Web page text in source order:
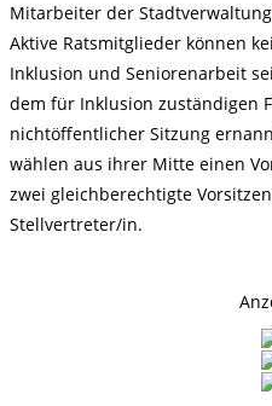
Mitarbeiter der
Aktive Ratsmitglieder können
Inklusion und Seniorenarbeit
dem für Inklusion zuständigen
nichtöffentlicher Sitzung
wählen aus ihrer Mitte einen
zwei gleichberechtigte
Stellvertreter/in.